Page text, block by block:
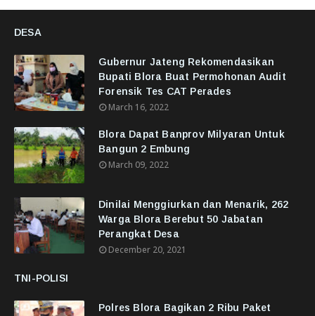
DESA
Gubernur Jateng Rekomendasikan
Bupati Blora Buat Permohonan Audit
Forensik Tes CAT Perades
March 16, 2022
Blora Dapat Banprov Milyaran Untuk
Bangun 2 Embung
March 09, 2022
Dinilai Menggiurkan dan Menarik, 262
Warga Blora Berebut 50 Jabatan
Perangkat Desa
December 20, 2021
TNI-POLISI
Polres Blora Bagikan 2 Ribu Paket